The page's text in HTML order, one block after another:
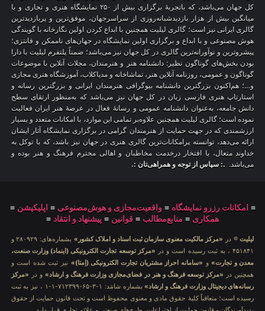
کل جهان می‌باشد، که باتجربهٔ برگزاری بیش از ۲۵۰ نمایشگاه هنری و تجاری و با
میانگین بیش از هزار بازدیدشبانه‌روزی از سراسرجهان، موفق‌ترین و پربازدیدترین
گالری ایرانی نیز است؛ گالری لیلیت همچنین با ابداع کردن اولین نگارخانه با گویندگی
هوش مصنوعی و با ابداع و برگزاری اولین نمایشگاه در جهان‌های ناممکن و فانتزی؛
پیشروترین و نوآورانه‌ترین گالری در کل جهان نیز می‌باشد؛ ضمناً پلتفرم لیلیت با دارا
بودن بخش‌های گوناگون نظیر: دانشنامه هنر و هنرمندان، مجلات آنلاین با موضوعات
گوناگون و عمومی، روزنامه آنلاین هنر، تماشاخانه و مدیاکلاب، آموزشگاه هنری مجازی
و…؛ هم‌اکنون بزرگترین دانشنامه بیوگرافی هنرمندان ایرانی و بزرگترین رسانه و
استارتاپ هنری فارسی زبان در کل جهان نیز می‌باشد که به‌منظور ارتقای سطح
دانش جامعه، به‌عنوان دانشنامه عمومی و رسانهٔ فعال در عرصهٔ هنر ایران فعالیت
نموده است؛ گالری لیلیت همچنین علاوه‌بر تمامی این موارد، با امکانات متعدد و بسیار
ارزشمندی که در جهت حمایت از هنرمندان گرامی در برگزاری نمایشگاه آثار ایشان
ارائه می‌دهد، توانسته پرامکانات‌ترین گالری هنری در جهان نیز باشد، که با توکل به
خداوند متعال، با افتخار درخدمت مخاطبان و اهالی محترم فرهنگ و هنر بوده و
می‌باشد. .: سپاس از توجه و همراهی‌تان :.
≡ امکانات رزرو نمایشگاه ≡واقعیت‌مجازی و هوش‌مصنوعی ≡ اپلیکیشن ≡
همکاری ≡ منابع‌مطالب ≡ قوانین ≡ پیشنهاد و انتقاد ≡
لیلیت® در «مرکز مالکیت معنوی سازمان ثبت اسناد و املاک کشور»
بشماره‌های: ۲۸۰۹۲۹ و
۴۵۱۸۴۱ ، به ثبت رسیده است و در
«مرکز توسعه تجارت الکترونیکی (اینماد) وزارت صنعت،
معدن و تجارت»و «سامانه احراز مشتریان تجارت الکترونیکی (اِمتا)» نیز ثبت شده است و
همچنین در «مرکز توسعه فرهنگ و هنر در فضای‌مجازی وزارت فرهنگ و ارشاد» و در «مرکز
رسانه‌های دیجیتال وزارت فرهنگ و ارشاد»
بشماره شامَد: ۱-۳-۶۵-۷۱۲۳۹۹-۱-۱ ، نیز به ثبت
رسیده است؛ متعاقباً کلیهٔ حقوق مادی و معنوی محفوظ است و تحت قانون حمایت از حقوق